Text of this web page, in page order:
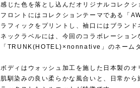
感じた色を落とし込んだオリジナルコレクシ
フロントにはコレクションテーマである「
ラフィックをプリントし、袖口にはブランド
ネックラベルには、今回のコラボレーション
「TRUNK(HOTEL)×nonnative」のネーム
ボディはウォッシュ加工を施した日本製のオ
肌馴染みの良い柔らかな風合いと、日常から